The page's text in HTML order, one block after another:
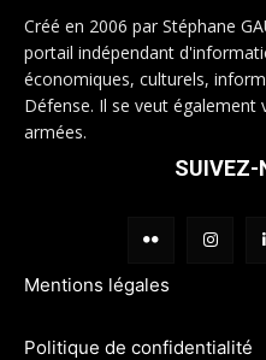
Créé en 2006 par Stéphane
portail indépendant
économiques, culturels,
Défense. Il se veut
armées.
SUIVEZ-
Mentions légales
Politique de confidentialité